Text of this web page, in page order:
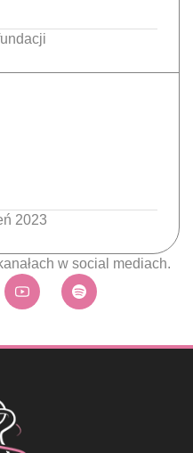
2023
w social mediach.